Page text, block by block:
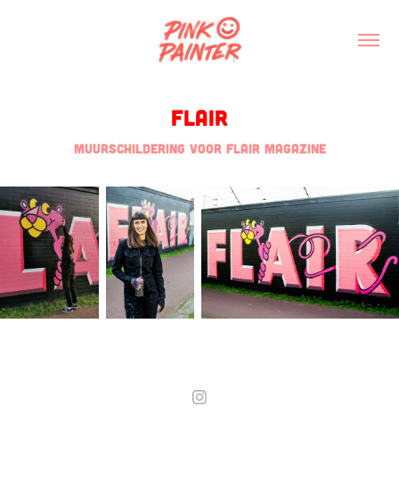
Flair
Muurschildering voor Flair Magazine